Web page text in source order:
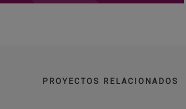
PROYECTOS RELACIONADOS